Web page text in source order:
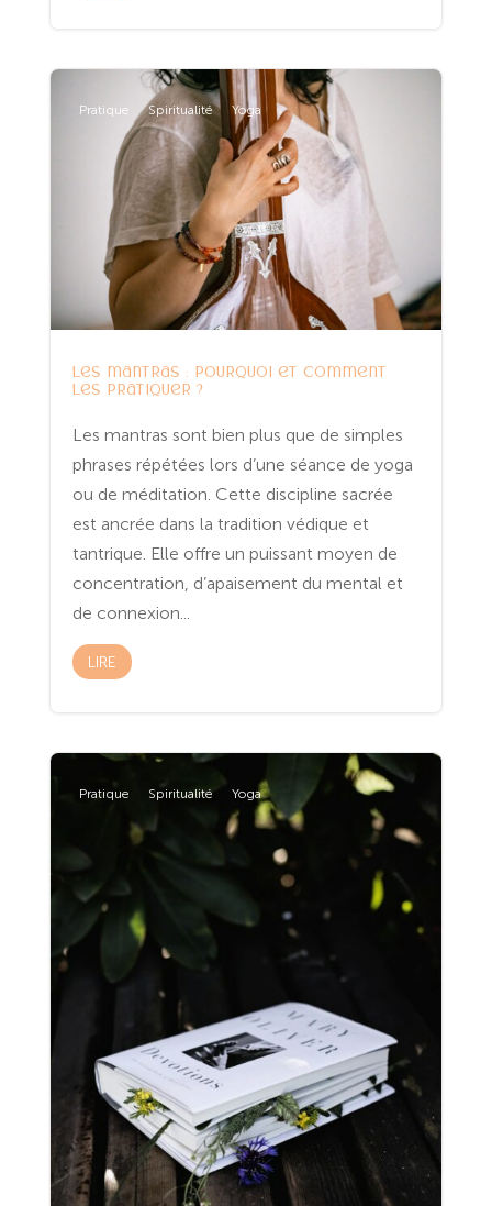
Pratique Spiritualité Yoga
Les mantras : pourquoi et comment
les pratiquer ?
Les mantras sont bien plus que de simples
phrases répétées lors d’une séance de yoga
ou de méditation. Cette discipline sacrée
est ancrée dans la tradition védique et
tantrique. Elle offre un puissant moyen de
concentration, d’apaisement du mental et
de connexion...
LIRE
Pratique Spiritualité Yoga